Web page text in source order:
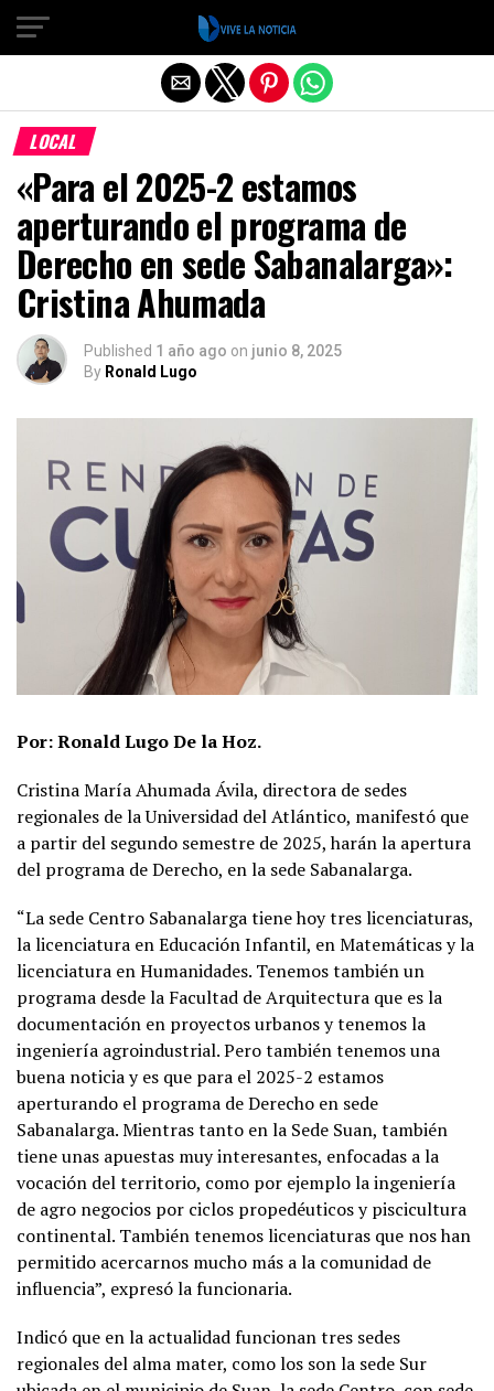
LOCAL
«Para el 2025-2 estamos
aperturando el programa de
Derecho en sede Sabanalarga»:
Cristina Ahumada
Published 1 año ago on junio 8, 2025
By Ronald Lugo
Por: Ronald Lugo De la Hoz.
Cristina María Ahumada Ávila, directora de sedes
regionales de la Universidad del Atlántico, manifestó que
a partir del segundo semestre de 2025, harán la apertura
del programa de Derecho, en la sede Sabanalarga.
“La sede Centro Sabanalarga tiene hoy tres licenciaturas,
la licenciatura en Educación Infantil, en Matemáticas y la
licenciatura en Humanidades. Tenemos también un
programa desde la Facultad de Arquitectura que es la
documentación en proyectos urbanos y tenemos la
ingeniería agroindustrial. Pero también tenemos una
buena noticia y es que para el 2025-2 estamos
aperturando el programa de Derecho en sede
Sabanalarga. Mientras tanto en la Sede Suan, también
tiene unas apuestas muy interesantes, enfocadas a la
vocación del territorio, como por ejemplo la ingeniería
de agro negocios por ciclos propedéuticos y piscicultura
continental. También tenemos licenciaturas que nos han
permitido acercarnos mucho más a la comunidad de
influencia”, expresó la funcionaria.
Indicó que en la actualidad funcionan tres sedes
regionales del alma mater, como los son la sede Sur
Salir de la versión móvil